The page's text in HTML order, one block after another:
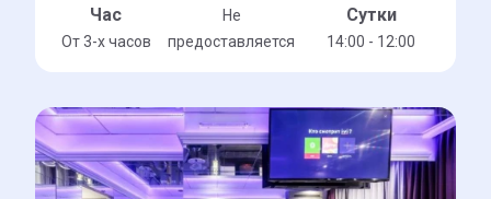
Час
От 3-x часов
Не
предоставляется
Сутки
14:00 - 12:00